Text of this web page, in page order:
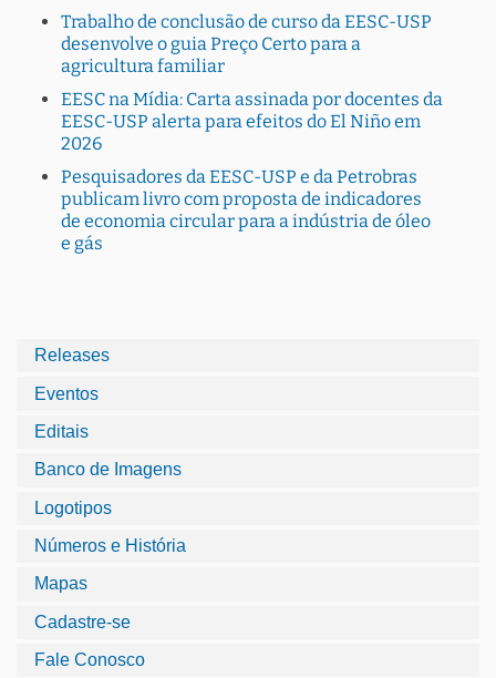
Trabalho de conclusão de curso da EESC-USP
desenvolve o guia Preço Certo para a
agricultura familiar
EESC na Mídia: Carta assinada por docentes da
EESC-USP alerta para efeitos do El Niño em
2026
Pesquisadores da EESC-USP e da Petrobras
publicam livro com proposta de indicadores
de economia circular para a indústria de óleo
e gás
Releases
Eventos
Editais
Banco de Imagens
Logotipos
Números e História
Mapas
Cadastre-se
Fale Conosco